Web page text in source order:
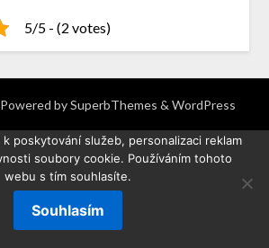
5/5 - (2 votes)
bySuperbThemes & WordPress
poskytování služeb, personalizaci reklam
soubory cookie. Používáním tohoto
webu s tím souhlasíte.
Souhlasím